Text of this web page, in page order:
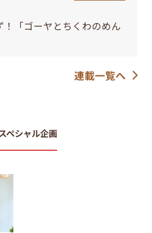
！「ゴーヤとちくわのめん
連載一覧へ
ペシャル企画